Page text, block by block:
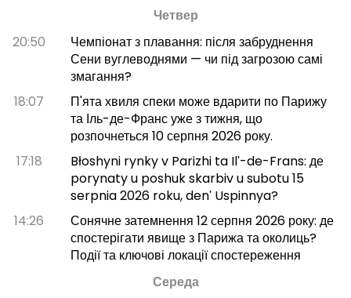
Четвер
20:50
Чемпіонат з плавання: після забруднення
Сени вуглеводнями — чи під загрозою самі
змагання?
18:07
П'ята хвиля спеки може вдарити по Парижу
та Іль-де-Франс уже з тижня, що
розпочнеться 10 серпня 2026 року.
17:18
Błoshyni rynky v Parizhi ta Ilʹ-de-Frans: де
porynaty u poshuk skarbiv u subotu 15
serpnia 2026 roku, denʹ Uspinnya?
14:26
Сонячне затемнення 12 серпня 2026 року: де
спостерігати явище з Парижа та околиць?
Події та ключові локації спостереження
Середа